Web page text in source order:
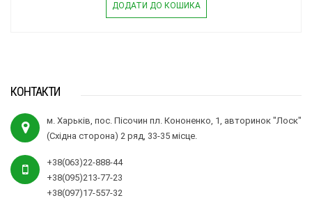
ДОДАТИ ДО КОШИКА
КОНТАКТИ
м. Харьків, пос. Пісочин пл. Кононенко, 1, авторинок "Лоск"
(Східна сторона) 2 ряд, 33-35 місце.
+38(063)22-888-44
+38(095)213-77-23
+38(097)17-557-32